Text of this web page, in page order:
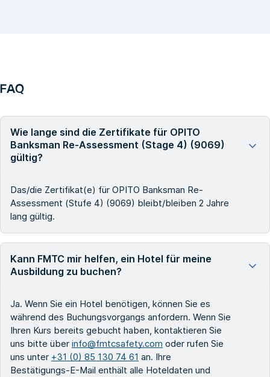
FAQ
Wie lange sind die Zertifikate für OPITO
Banksman Re-Assessment (Stage 4) (9069)
gültig?
Das/die Zertifikat(e) für OPITO Banksman Re-
Assessment (Stufe 4) (9069) bleibt/bleiben 2 Jahre
lang gültig.
Kann FMTC mir helfen, ein Hotel für meine
Ausbildung zu buchen?
Ja. Wenn Sie ein Hotel benötigen, können Sie es
während des Buchungsvorgangs anfordern. Wenn Sie
Ihren Kurs bereits gebucht haben, kontaktieren Sie
uns bitte über info@fmtcsafety.com oder rufen Sie
uns unter +31 (0) 85 130 74 61 an. Ihre
Bestätigungs-E-Mail enthält alle Hoteldaten und